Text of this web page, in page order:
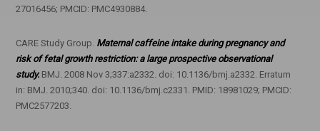
27016456; PMCID: PMC4930884.
CARE Study Group. Maternal caffeine intake during pregnancy and
risk of fetal growth restriction: a large prospective observational
study.BMJ. 2008 Nov 3;337:a2332. doi: 10.1136/bmj.a2332. Erratum
in: BMJ. 2010;340. doi: 10.1136/bmj.c2331. PMID: 18981029; PMCID:
PMC2577203.